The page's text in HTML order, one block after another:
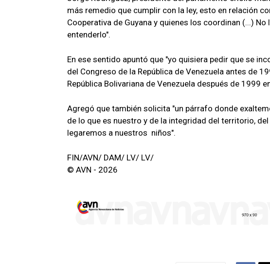
más remedio que cumplir con la ley, esto en relación
Cooperativa de Guyana y quienes los coordinan (...)
entenderlo".
En ese sentido apuntó que "yo quisiera pedir que se
del Congreso de la República de Venezuela antes de
República Bolivariana de Venezuela después de 1999
Agregó que también solicita "un párrafo donde
de lo que es nuestro y de la integridad del territorio,
legaremos a nuestros niños".
FIN/AVN/ DAM/ LV/ LV/
© AVN - 2026